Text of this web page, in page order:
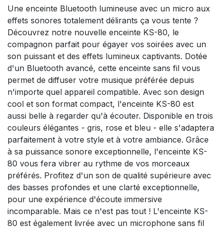
Une enceinte Bluetooth lumineuse avec un micro aux
effets sonores totalement délirants ça vous tente ?
Découvrez notre nouvelle enceinte KS-80, le
compagnon parfait pour égayer vos soirées avec un
son puissant et des effets lumineux captivants. Dotée
d'un Bluetooth avancé, cette enceinte sans fil vous
permet de diffuser votre musique préférée depuis
n'importe quel appareil compatible. Avec son design
cool et son format compact, l'enceinte KS-80 est
aussi belle à regarder qu'à écouter. Disponible en trois
couleurs élégantes - gris, rose et bleu - elle s'adaptera
parfaitement à votre style et à votre ambiance. Grâce
à sa puissance sonore exceptionnelle, l'enceinte KS-
80 vous fera vibrer au rythme de vos morceaux
préférés. Profitez d'un son de qualité supérieure avec
des basses profondes et une clarté exceptionnelle,
pour une expérience d'écoute immersive
incomparable. Mais ce n'est pas tout ! L'enceinte KS-
80 est également livrée avec un microphone sans fil